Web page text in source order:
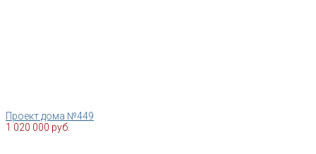
Проект дома №449
1 020 000 руб.